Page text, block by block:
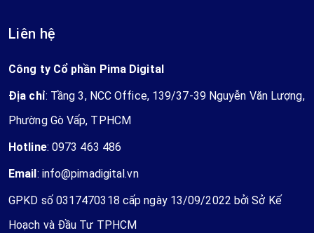
Liên hệ
Công ty Cổ phần Pima Digital
Địa chỉ: Tầng 3, NCC Office, 139/37-39 Nguyễn Văn Lượng,
Phường Gò Vấp, TPHCM
Hotline: 0973 463 486
Email : info@pimadigital.vn
GPKD số 0317470318 cấp ngày 13/09/2022 bởi Sở Kế
Hoạch và Đầu Tư TPHCM